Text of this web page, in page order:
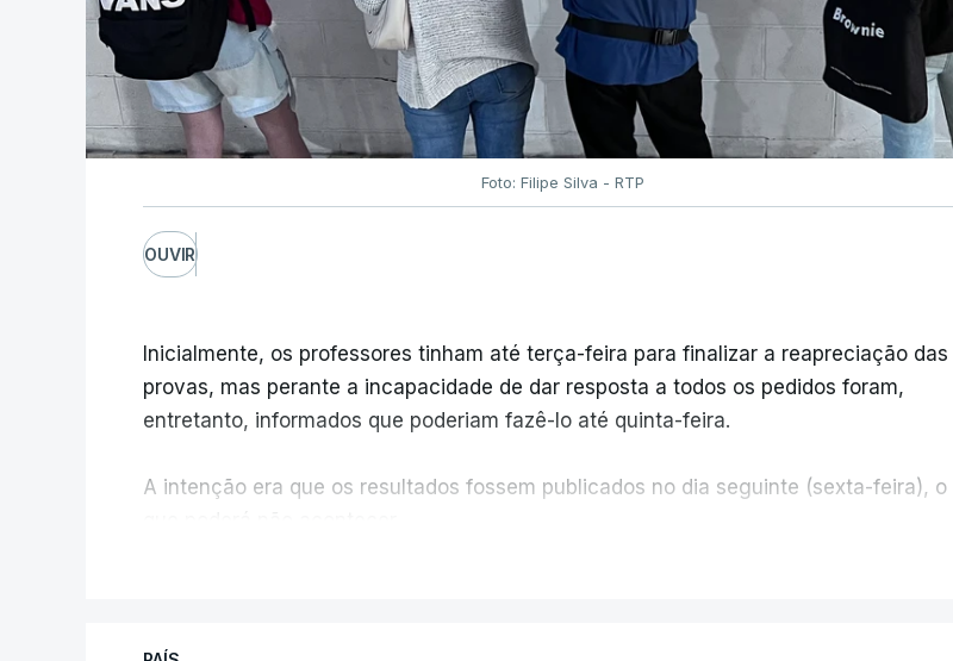
Foto: Filipe Silva - RTP
OUVIR
Inicialmente, os professores tinham até terça-feira para finalizar a reapreciação das
provas, mas perante a incapacidade de dar resposta a todos os pedidos foram,
entretanto, informados que poderiam fazê-lo até quinta-feira.
A intenção era que os resultados fossem publicados no dia seguinte (sexta-feira), o
que o processo esteja concluído a tempo.